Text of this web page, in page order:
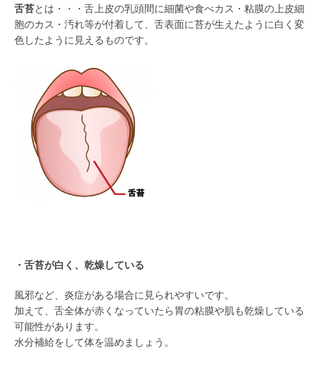
舌苔とは・・・舌上皮の乳頭間に細菌や食べカス・粘膜の上皮細
胞のカス・汚れ等が付着して、舌表面に苔が生えたように白く変
色したように見えるものです。
・舌苔が白く、乾燥している
風邪など、炎症がある場合に見られやすいです。
加えて、舌全体が赤くなっていたら胃の粘膜や肌も乾燥している
可能性があります。
水分補給をして体を温めましょう。